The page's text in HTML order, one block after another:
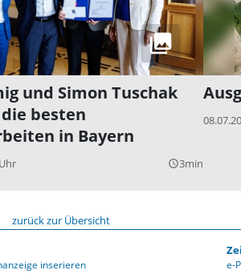
und Simon Tuschak
besten
in Bayern
query_builder3min
zurück zur Übersicht
inserieren e-